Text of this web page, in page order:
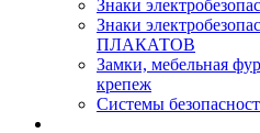
Знаки
Знаки
ПЛАКАТОВ
Замки, мебельная
крепеж
Системы